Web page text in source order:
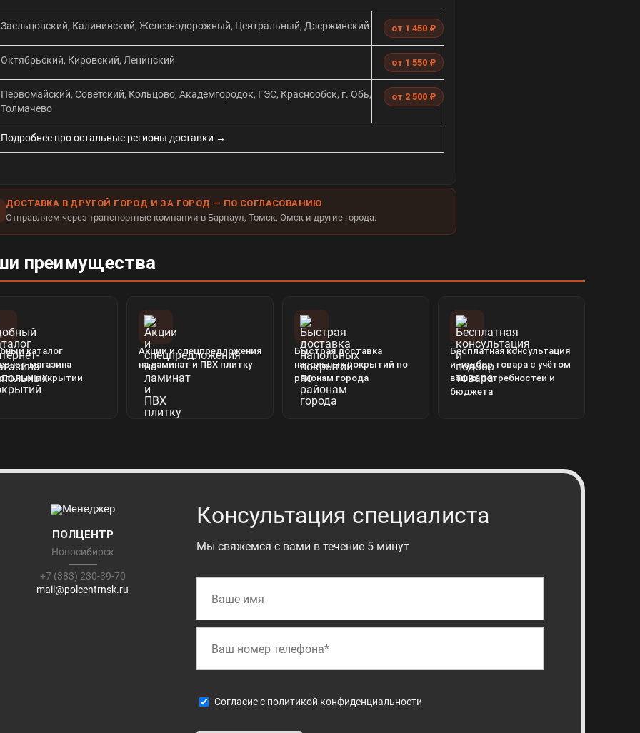
Заельцовский, Калининский, Железнодорожный, Центральный, Дзержинский от 1 450 ₽
Октябрьский, Кировский, Ленинский от 1 550 ₽
Первомайский, Советский, Кольцово, Академгородок, ГЭС, Краснообск, г. Обь,
Толмачево
от 2 500 ₽
Подробнее про остальные регионы доставки →
ДОСТАВКА В ДРУГОЙ ГОРОД И ЗА ГОРОД — ПО СОГЛАСОВАНИЮ
Отправляем через транспортные компании в Барнаул, Томск, Омск и другие города.
преимущества
каталог
магазина
покрытий
Акции и спецпредложения
на ламинат и ПВХ плитку
Быстрая доставка
напольных покрытий по
районам города
Бесплатная консультация
и подбор товара с учётом
ваших потребностей и
бюджета
ПОЛЦЕНТР
Новосибирск
+7 (383) 230-39-70
mail@polcentrnsk.ru
Консультация специалиста
Мы свяжемся с вами в течение 5 минут
Cогласие с политикой конфиденциальности